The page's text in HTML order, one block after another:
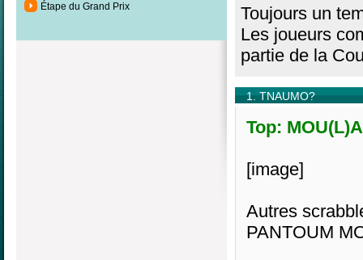
Étape du Grand Prix
Toujours un
Les joueurs
partie de la
1. TNAUMO?
Top:
[image]
Autres
PANTOUM